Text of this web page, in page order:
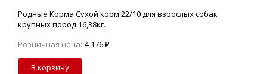
Родные Корма Сухой корм 22/10 для взрослых собак
крупных пород 16,38кг.
Розничная цена: 4 176 ₽
В корзину